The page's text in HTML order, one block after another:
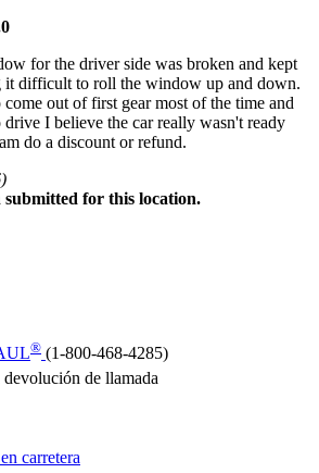
for the driver side was broken and kept
it difficult to roll the window up and down.
out of first gear most of the time and
I believe the car really wasn't ready
do a discount or refund.
submitted for this location.
® (1-800-468-4285)
de llamada
carretera